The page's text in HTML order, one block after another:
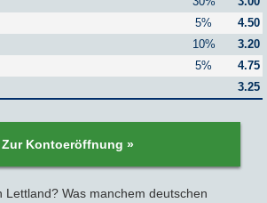
Lettland? Was manchem deutschen
5%
4.50
10%
3.20
5%
4.75
3.25
Zur Kontoeröffnung »